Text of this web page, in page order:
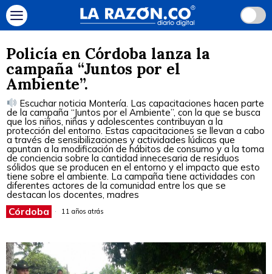
Policía en Córdoba lanza la
campaña “Juntos por el
Ambiente”.
Escuchar noticia Montería. Las capacitaciones hacen parte
de la campaña “Juntos por el Ambiente”, con la que se busca
que los niños, niñas y adolescentes contribuyan a la
protección del entorno. Estas capacitaciones se llevan a cabo
a través de sensibilizaciones y actividades lúdicas que
apuntan a la modificación de hábitos de consumo y a la toma
de conciencia sobre la cantidad innecesaria de residuos
sólidos que se producen en el entorno y el impacto que esto
tiene sobre el ambiente. La campaña tiene actividades con
diferentes actores de la comunidad entre los que se
destacan los docentes, madres
Córdoba 11 años atrás